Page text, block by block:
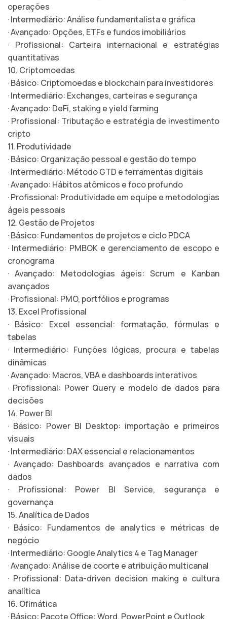
operações
· Intermediário: Análise fundamentalista e gráfica
· Avançado: Opções, ETFs e fundos imobiliários
· Profissional: Carteira internacional e estratégias
quantitativas
10. Criptomoedas
· Básico: Criptomoedas e blockchain para investidores
· Intermediário: Exchanges, carteiras e segurança
· Avançado: DeFi, staking e yield farming
· Profissional: Tributação e estratégia de investimento
cripto
11. Produtividade
· Básico: Organização pessoal e gestão do tempo
· Intermediário: Método GTD e ferramentas digitais
· Avançado: Hábitos atômicos e foco profundo
· Profissional: Produtividade em equipe e metodologias
ágeis pessoais
12. Gestão de Projetos
· Básico: Fundamentos de projetos e ciclo PDCA
· Intermediário: PMBOK e gerenciamento de escopo e
cronograma
· Avançado: Metodologias ágeis: Scrum e Kanban
avançados
· Profissional: PMO, portfólios e programas
13. Excel Profissional
· Básico: Excel essencial: formatação, fórmulas e
tabelas
· Intermediário: Funções lógicas, procura e tabelas
dinâmicas
· Avançado: Macros, VBA e dashboards interativos
· Profissional: Power Query e modelo de dados para
decisões
14. Power BI
· Básico: Power BI Desktop: importação e primeiros
visuais
· Intermediário: DAX essencial e relacionamentos
· Avançado: Dashboards avançados e narrativa com
dados
· Profissional: Power BI Service, segurança e
governança
15. Analítica de Dados
· Básico: Fundamentos de analytics e métricas de
negócio
· Intermediário: Google Analytics 4 e Tag Manager
· Avançado: Análise de coorte e atribuição multicanal
· Profissional: Data-driven decision making e cultura
analítica
16. Ofimática
· Básico: Pacote Office: Word, PowerPoint e Outlook